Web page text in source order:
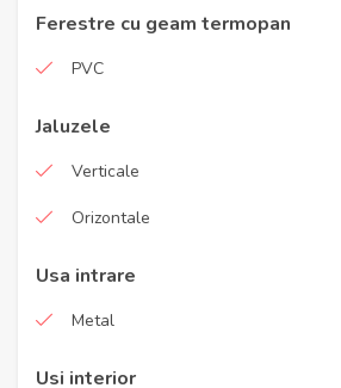
Ferestre cu geam termopan
PVC
Jaluzele
Verticale
Orizontale
Usa intrare
Metal
Usi interior